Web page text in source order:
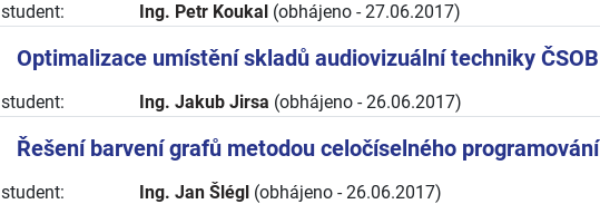
student: Ing. Petr Koukal(obhájeno - 27.06.2017)
Optimalizace umístění skladů audiovizuální techniky ČSOB
student: Ing. Jakub Jirsa (obhájeno - 26.06.2017)
Řešení barvení grafů metodou celočíselného programování
student: Ing. Jan Šlégl(obhájeno - 26.06.2017)